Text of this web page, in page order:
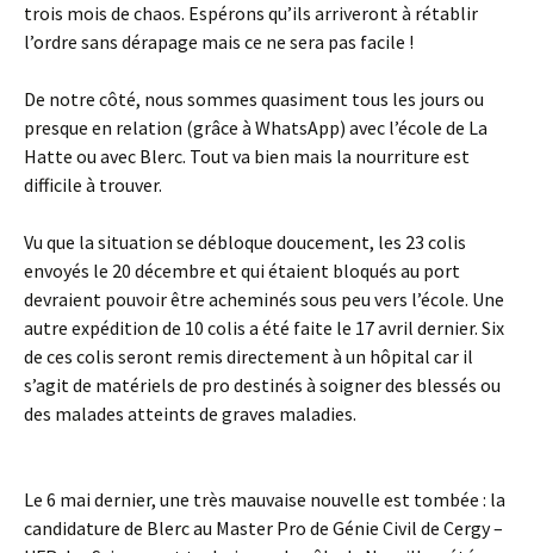
trois mois de chaos. Espérons qu’ils arriveront à rétablir
l’ordre sans dérapage mais ce ne sera pas facile !
De notre côté, nous sommes quasiment tous les jours ou
presque en relation (grâce à WhatsApp) avec l’école de La
Hatte ou avec Blerc. Tout va bien mais la nourriture est
difficile à trouver.
Vu que la situation se débloque doucement, les 23 colis
envoyés le 20 décembre et qui étaient bloqués au port
devraient pouvoir être acheminés sous peu vers l’école. Une
autre expédition de 10 colis a été faite le 17 avril dernier. Six
de ces colis seront remis directement à un hôpital car il
s’agit de matériels de pro destinés à soigner des blessés ou
des malades atteints de graves maladies.
Le 6 mai dernier, une très mauvaise nouvelle est tombée : la
candidature de Blerc au Master Pro de Génie Civil de Cergy –